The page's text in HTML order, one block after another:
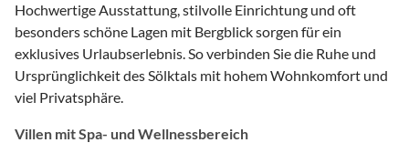
Hochwertige Ausstattung, stilvolle Einrichtung und oft
besonders schöne Lagen mit Bergblick sorgen für ein
exklusives Urlaubserlebnis. So verbinden Sie die Ruhe und
Ursprünglichkeit des Sölktals mit hohem Wohnkomfort und
viel Privatsphäre.
Villen mit Spa- und Wellnessbereich